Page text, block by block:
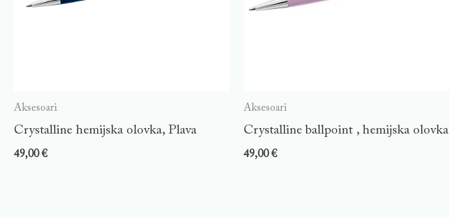
Aksesoari
Crystalline hemijska olovka, Plava
49,00€
Aksesoari
Crystalline ballpoint , hemijska olovka
49,00€